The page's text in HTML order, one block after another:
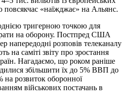
«наїжджає» на Альянс.
тригерною точкою для
на оборону. Постпред США
напередодні розповів телеканалу
на саміті звіту про зростання
Нагадаємо, що роком раніше
збільшити їх до 5% ВВП до
розвиток оборонної
військових постачань в